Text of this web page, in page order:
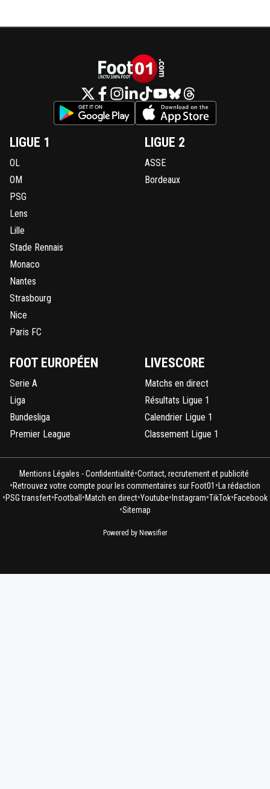
LIGUE 1
OL
OM
PSG
Lens
Lille
Stade Rennais
Monaco
Nantes
Strasbourg
Nice
Paris FC
LIGUE 2
ASSE
Bordeaux
FOOT EUROPÉEN
Serie A
Liga
Bundesliga
Premier League
LIVESCORE
Matchs en direct
Résultats Ligue 1
Calendrier Ligue 1
Classement Ligue 1
Mentions Légales - Confidentialité•Contact, recrutement et publicité
•Retrouvez votre compte pour les commentaires sur Foot01 • La rédaction
•PSG transfert•Football •Match en direct•Youtube• Instagram•TikTok•Facebook
•Sitemap
Powered by Newsifier